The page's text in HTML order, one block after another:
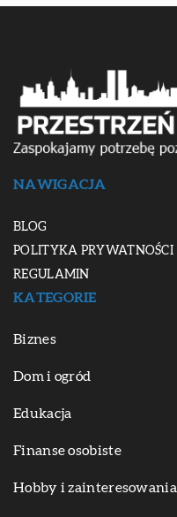
NAWIGACJA
BLOG
POLITYKA PRYWATNOŚCI
REGULAMIN
KATEGORIE
Biznes
Dom i ogród
Edukacja
Finanse osobiste
Hobby i zainteresowania